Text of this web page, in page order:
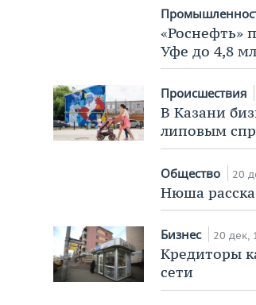
«Роснефть»
Уфе до 4,8
Происшествия
В Казани
липовым
Общество 20
Нюша
Бизнес 20 дек,
Кредиторы
сети